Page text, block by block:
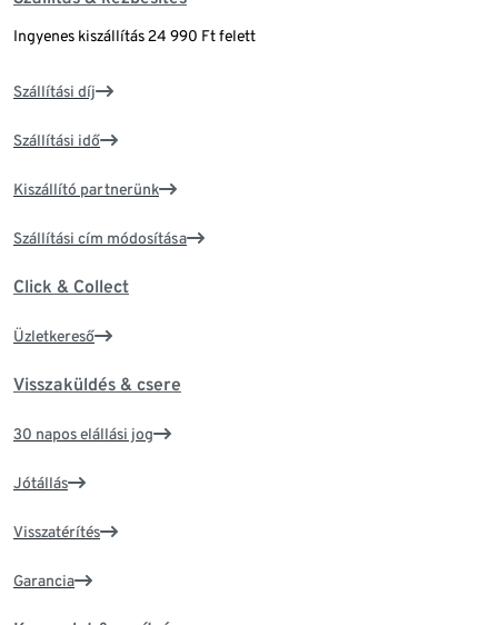
Ingyenes kiszállítás 24 990 Ft felett
Szállítási díj
Szállítási idő
Kiszállító partnerünk
Szállítási cím módosítása
Click & Collect
Üzletkereső
Visszaküldés & csere
30 napos elállási jog
Jótállás
Visszatérítés
Garancia